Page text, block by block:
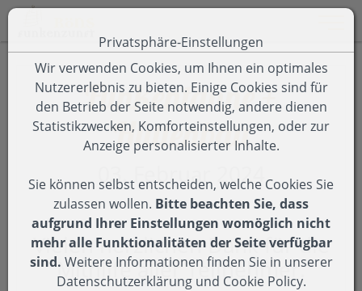
Zum Inhalt springen [AK + 0]
Zum Hauptmenü springen [AK + 1]
Zum Footer-Menü unten (angedockt an Browserrand)
Zum Menü "Einstellungen Barrierefreiheit" springen [AK +
Funkentanne +
Hüttenbau
03. Februar 2024
Vielen herzlichen Dank für die
Mithilfe aller Teilnehmer.
Privatsphäre-Einstellungen
Wir verwenden Cookies, um Ihnen ein optimales
Nutzererlebnis zu bieten. Einige Cookies sind für
den Betrieb der Seite notwendig, andere dienen
Statistikzwecken, Komforteinstellungen, oder zur
Anzeige personalisierter Inhalte.
Sie können selbst entscheiden, welche Cookies Sie
zulassen wollen. Bitte beachten Sie, dass
aufgrund Ihrer Einstellungen womöglich nicht
mehr alle Funktionalitäten der Seite verfügbar
sind. Weitere Informationen finden Sie in unserer
Datenschutzerklärung und Cookie Policy.